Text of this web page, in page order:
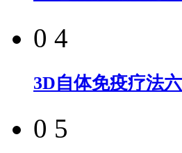
0 4
3D自体免疫疗法
0 5